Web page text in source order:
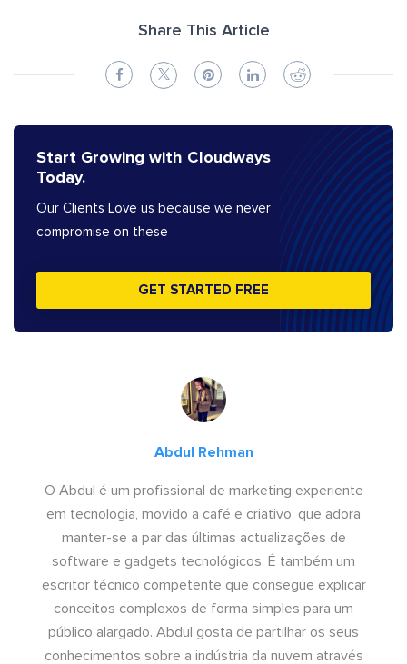
Share This Article
Start Growing with Cloudways
Today.
Our Clients Love us because we never
compromise on these
GET STARTED FREE
Abdul Rehman
O Abdul é um profissional de marketing experiente
em tecnologia, movido a café e criativo, que adora
manter-se a par das últimas actualizações de
software e gadgets tecnológicos. É também um
escritor técnico competente que consegue explicar
conceitos complexos de forma simples para um
público alargado. Abdul gosta de partilhar os seus
conhecimentos sobre a indústria da nuvem através